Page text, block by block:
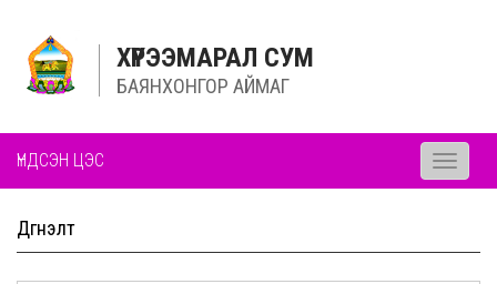
ХҮРЭЭМАРАЛ СУМ
БАЯНХОНГОР АЙМАГ
ҮНДСЭН ЦЭС
Toggle
Дүгнэлт